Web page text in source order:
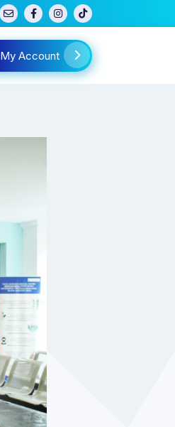
My Account